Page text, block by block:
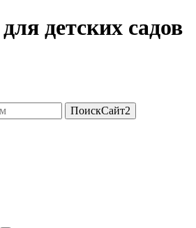
детских садов
ПоискСайт2